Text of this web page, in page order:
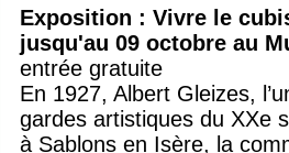
Exposition : Vivre le
jusqu'au 09 octobre au
entrée gratuite
En 1927, Albert Gleizes,
gardes artistiques du XXe
à Sablons en Isère, la